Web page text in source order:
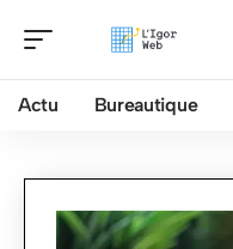
Actu Bureautique